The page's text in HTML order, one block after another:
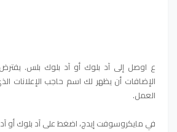
ع اوصل إلى آد بلوك أو آد بلوك بلس.
الإضافات أن يظهر لك اسم حاجب الإعلانات
العمل.
في مايكروسوفت إيدج، اضغط على آد بلوك أو